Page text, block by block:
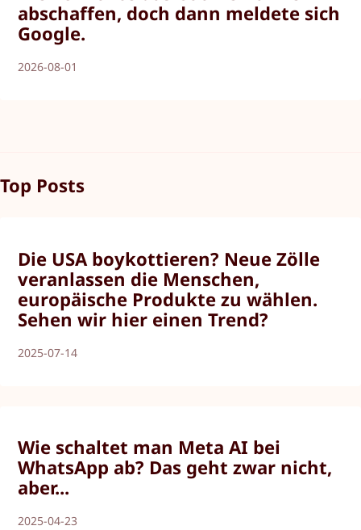
abschaffen, doch dann meldete sich
Google.
2026-08-01
Top Posts
Die USA boykottieren? Neue Zölle
veranlassen die Menschen,
europäische Produkte zu wählen.
Sehen wir hier einen Trend?
2025-07-14
Wie schaltet man Meta AI bei
WhatsApp ab? Das geht zwar nicht,
aber...
2025-04-23